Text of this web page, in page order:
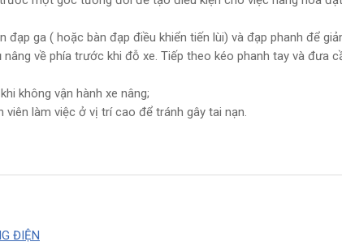
đạp ga ( hoặc bàn đạp điều khiển tiến lùi) và đạp phanh để
về phía trước khi đỗ xe. Tiếp theo kéo phanh tay và đưa
không vận hành xe nâng;
làm việc ở vị trí cao để tránh gây tai nạn.
ĐIỆN